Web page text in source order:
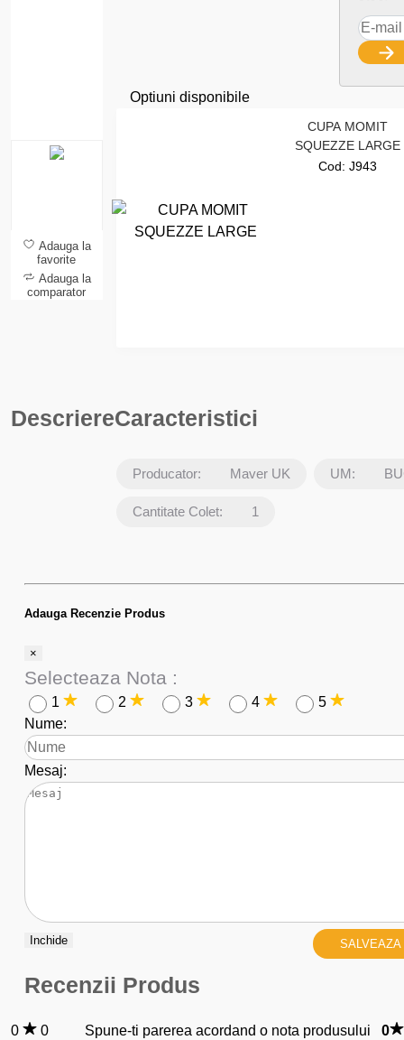
Adauga la
favorite
Adauga la
comparator
Optiuni disponibile
CUPA MOMIT
SQUEZZE LARGE
Cod: J943
DescriereCaracteristici
Producator: Maver UK UM:
Cantitate Colet: 1
Adauga Recenzie Produs
×
Selecteaza Nota :
1 2 3 4
5
Nume:
Mesaj:
SALVEAZA
Inchide
Recenzii Produs
0
0
Spune-ti parerea acordand o nota produsului
0